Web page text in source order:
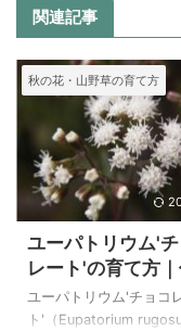
関連記事
秋の花・山野草の育て方
ユーパトリウム'
レート'の育て方｜
のユーパトリウム
エレスティヌム
ユーパトリウム'チョコ
ト'（Eupatorium